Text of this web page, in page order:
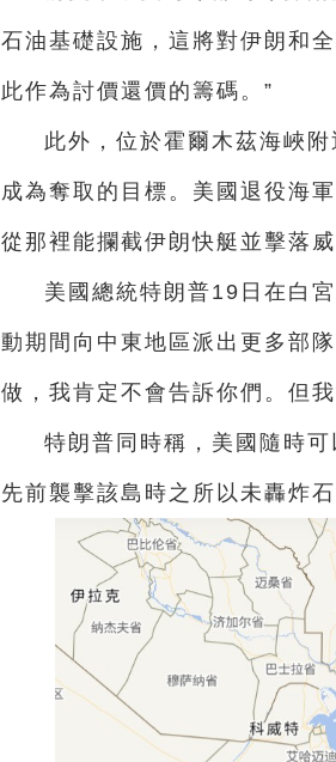
石油基礎設施，這將對伊朗和
此作為討價還價的籌碼。”
此外，位於霍爾木茲海峽
成為奪取的目標。美國退役海
從那裡能攔截伊朗快艇並擊落
美國總統特朗普19日在白
動期間向中東地區派出更多部
做，我肯定不會告訴你們。但我
特朗普同時稱，美國隨時
先前襲擊該島時之所以未轟炸